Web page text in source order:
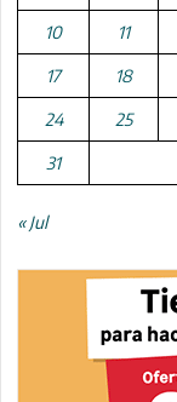
10 11
17 18
24 25
31
« Jul